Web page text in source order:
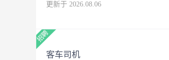
更新于 2026.08.06
客车司机